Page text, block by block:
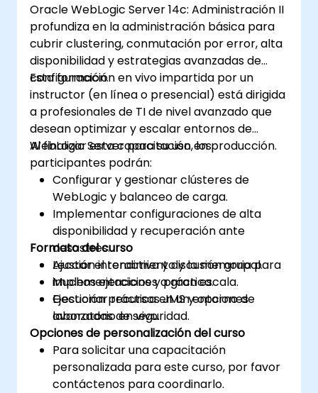
Oracle WebLogic Server 14c: Administración II
profundiza en la administración básica para
cubrir clustering, conmutación por error, alta
disponibilidad y estrategias avanzadas de
configuración.
Esta formación en vivo impartida por un
instructor (en línea o presencial) está dirigida
a profesionales de TI de nivel avanzado que
desean optimizar y escalar entornos de
WebLogic Server para su uso en producción.
Al finalizar esta capacitación, los
participantes podrán:
Configurar y gestionar clústeres de
WebLogic y balanceo de carga.
Implementar configuraciones de alta
disponibilidad y recuperación ante
desastres.
Ajustar el rendimiento y la memoria para
implementaciones a gran escala.
Gestionar recursos JMS y opciones
avanzadas de seguridad.
Formato del curso
Lección interactiva y discusión grupal.
Muchos ejercicios y práctica.
Ejecución práctica en un entorno de
laboratorio en vivo.
Opciones de personalización del curso
Para solicitar una capacitación
personalizada para este curso, por favor
contáctenos para coordinarlo.